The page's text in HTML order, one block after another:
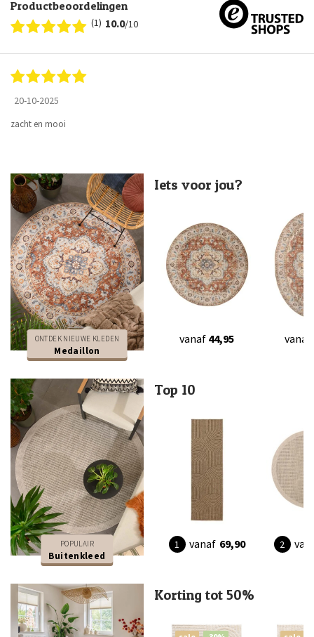
Productbeoordelingen
(1) 10.0/10
20-10-2025
zacht en mooi
ONTDEK NIEUWE KLEDEN
Medaillon
Iets voor jou?
vanaf 44,95 vanaf
POPULAIR
Buitenkleed
Top 10
vanaf 69,90
Korting tot 50%